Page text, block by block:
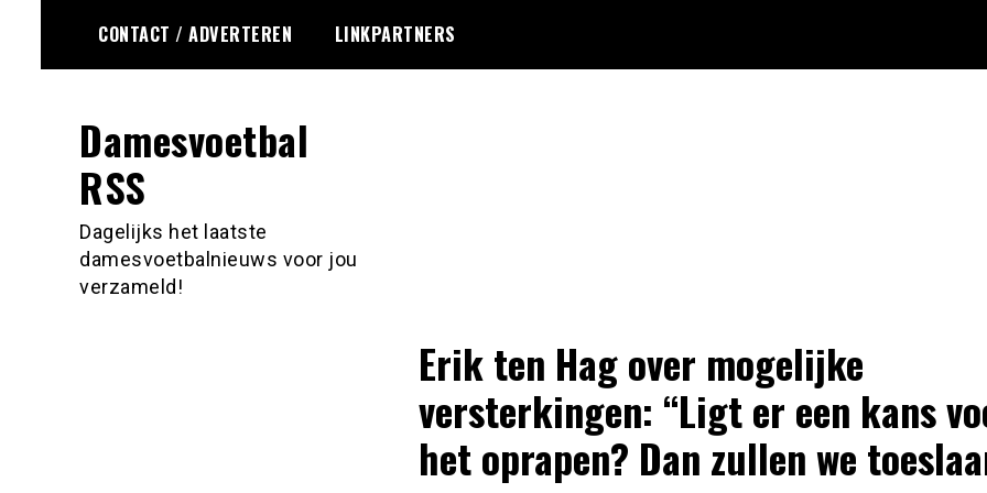
de
CONTACT / ADVERTEREN LINKPARTNERS
Damesvoetbal
RSS
Dagelijks het laatste
damesvoetbalnieuws voor jou
verzameld!
Erik ten Hag over mogelijke
versterkingen: “Ligt er een kans
het oprapen? Dan zullen we